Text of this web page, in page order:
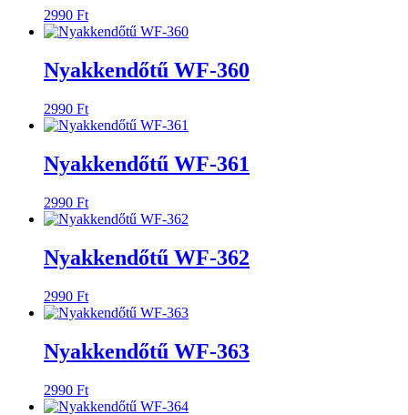
2990 Ft
Nyakkendőtű WF-360
2990 Ft
Nyakkendőtű WF-361
2990 Ft
Nyakkendőtű WF-362
2990 Ft
Nyakkendőtű WF-363
2990 Ft